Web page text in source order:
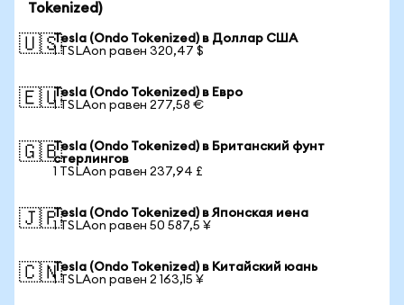
Tokenized)
🇺🇸Tesla (Ondo Tokenized) в Доллар США
1 TSLAon равен 320,47 $
🇪🇺Tesla (Ondo Tokenized) в Евро
1 TSLAon равен 277,58 €
🇬🇧Tesla (Ondo Tokenized) в Британский фунт
стерлингов
1 TSLAon равен 237,94 £
🇯🇵Tesla (Ondo Tokenized) в Японская иена
1 TSLAon равен 50 587,5 ¥
🇨🇳Tesla (Ondo Tokenized) в Китайский юань
1 TSLAon равен 2 163,15 ¥